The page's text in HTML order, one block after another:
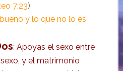
7:23)
y lo que no lo es
: Apoyas el sexo entre
y el matrimonio